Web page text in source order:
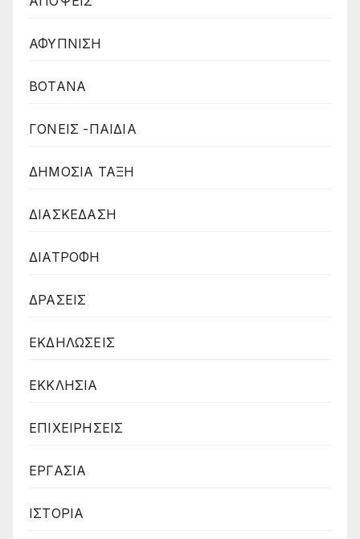
ΑΦΥΠΝΙΣΗ
ΒΟΤΑΝΑ
ΓΟΝΕΙΣ -ΠΑΙΔΙΑ
ΔΗΜΟΣΙΑ ΤΑΞΗ
ΔΙΑΣΚΕΔΑΣΗ
ΔΙΑΤΡΟΦΗ
ΔΡΑΣΕΙΣ
ΕΚΔΗΛΩΣΕΙΣ
ΕΚΚΛΗΣΙΑ
ΕΠΙΧΕΙΡΗΣΕΙΣ
ΕΡΓΑΣΙΑ
ΙΣΤΟΡΙΑ